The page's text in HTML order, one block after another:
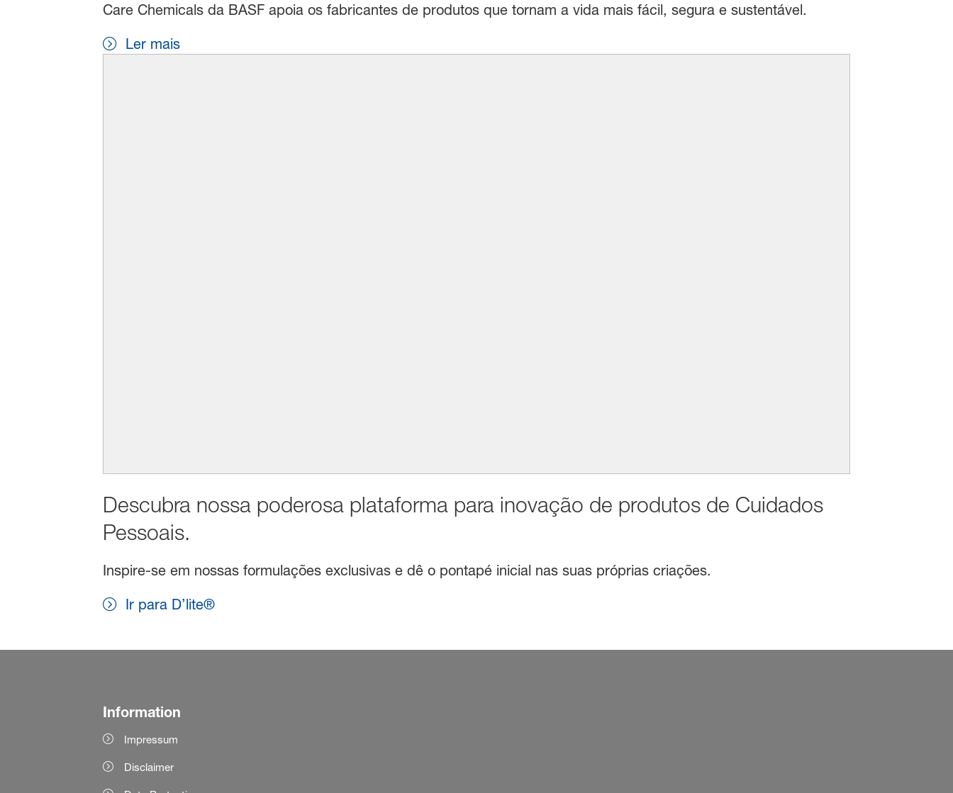
Care Chemicals da BASF apoia os fabricantes de produtos que tornam a vida mais fácil, segura e sustentável.
Ler mais
Descubra nossa poderosa plataforma para inovação de produtos de Cuidados
Pessoais.
Inspire-se em nossas formulações exclusivas e dê o pontapé inicial nas suas próprias criações.
Ir para D’lite®
Information
Impressum
Disclaimer